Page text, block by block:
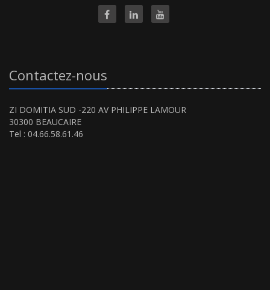
Contactez-nous
ZI DOMITIA SUD -220 AV PHILIPPE LAMOUR
30300 BEAUCAIRE
Tel : 04.66.58.61.46